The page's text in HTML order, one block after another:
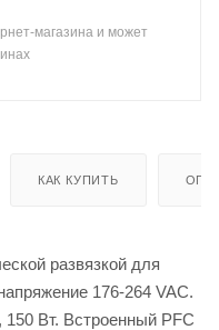
магазина и может
КАК КУПИТЬ
развязкой для
176-264 VAC.
Вт. Встроенный PFC